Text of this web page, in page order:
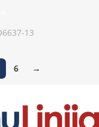
13
6 →